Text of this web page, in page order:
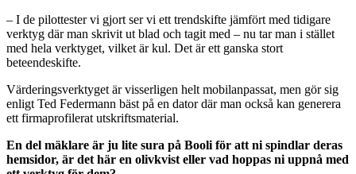
– I de pilottester vi gjort ser vi ett trendskifte jämfört med tidigare
verktyg där man skrivit ut blad och tagit med – nu tar man i stället
med hela verktyget, vilket är kul. Det är ett ganska stort
beteendeskifte.
Värderingsverktyget är visserligen helt mobilanpassat, men gör sig
enligt Ted Federmann bäst på en dator där man också kan generera
ett firmaprofilerat utskriftsmaterial.
En del mäklare är ju lite sura på Booli för att ni spindlar deras
hemsidor, är det här en olivkvist eller vad hoppas ni uppnå med